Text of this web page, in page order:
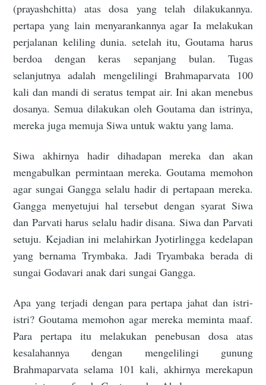
(prayashchitta) atas dosa yang telah dilakukannya.
pertapa yang lain menyarankannya agar Ia melakukan
perjalanan keliling dunia. setelah itu, Goutama harus
berdoa dengan keras sepanjang bulan. Tugas
selanjutnya adalah mengelilingi Brahmaparvata 100
kali dan mandi di seratus tempat air. Ini akan menebus
dosanya. Semua dilakukan oleh Goutama dan istrinya,
mereka juga memuja Siwa untuk waktu yang lama.
Siwa akhirnya hadir dihadapan mereka dan akan
mengabulkan permintaan mereka. Goutama memohon
agar sungai Gangga selalu hadir di pertapaan mereka.
Gangga menyetujui hal tersebut dengan syarat Siwa
dan Parvati harus selalu hadir disana. Siwa dan Parvati
setuju. Kejadian ini melahirkan Jyotirlingga kedelapan
yang bernama Trymbaka. Jadi Tryambaka berada di
sungai Godavari anak dari sungai Gangga.
Apa yang terjadi dengan para pertapa jahat dan istri-
istri? Goutama memohon agar mereka meminta maaf.
Para pertapa itu melakukan penebusan dosa atas
kesalahannya dengan mengelilingi gunung
Brahmaparvata selama 101 kali, akhirnya merekapun